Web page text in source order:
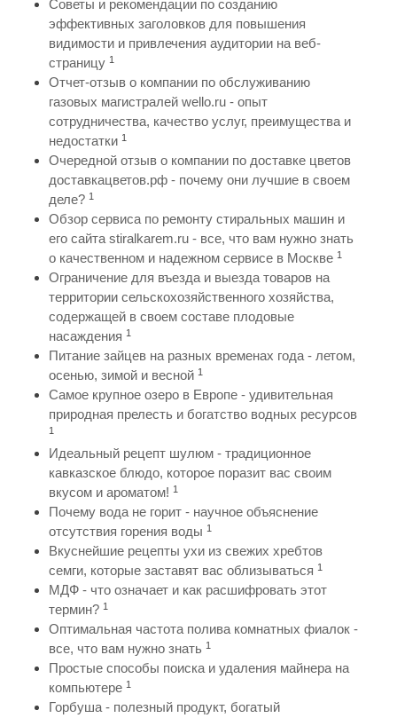
Советы и рекомендации по созданию
эффективных заголовков для повышения
видимости и привлечения аудитории на веб-
страницу 1
Отчет-отзыв о компании по обслуживанию
газовых магистралей wello.ru - опыт
сотрудничества, качество услуг, преимущества и
недостатки 1
Очередной отзыв о компании по доставке цветов
доставкацветов.рф - почему они лучшие в своем
деле? 1
Обзор сервиса по ремонту стиральных машин и
его сайта stiralkarem.ru - все, что вам нужно знать
о качественном и надежном сервисе в Москве 1
Ограничение для въезда и выезда товаров на
территории сельскохозяйственного хозяйства,
содержащей в своем составе плодовые
насаждения 1
Питание зайцев на разных временах года - летом,
осенью, зимой и весной 1
Самое крупное озеро в Европе - удивительная
природная прелесть и богатство водных ресурсов
1
Идеальный рецепт шулюм - традиционное
кавказское блюдо, которое поразит вас своим
вкусом и ароматом! 1
Почему вода не горит - научное объяснение
отсутствия горения воды 1
Вкуснейшие рецепты ухи из свежих хребтов
семги, которые заставят вас облизываться 1
МДФ - что означает и как расшифровать этот
термин? 1
Оптимальная частота полива комнатных фиалок -
все, что вам нужно знать 1
Простые способы поиска и удаления майнера на
компьютере 1
Горбуша - полезный продукт, богатый